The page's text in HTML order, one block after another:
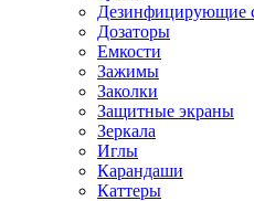
Дезинфицирующие
Дозаторы
Емкости
Зажимы
Заколки
Защитные экраны
Зеркала
Иглы
Карандаши
Каттеры